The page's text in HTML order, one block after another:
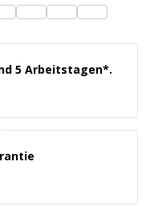
5 Arbeitstagen*.